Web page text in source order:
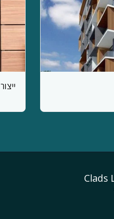
ייצור HPL